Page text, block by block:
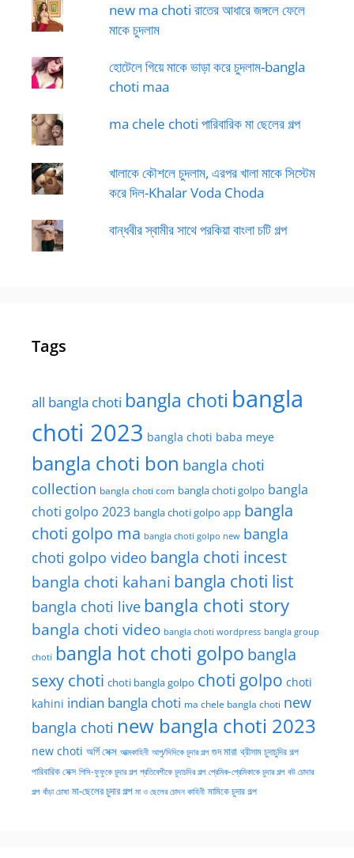
new ma choti রাতের আধারে জঙ্গলে ফেলে
মাকে চুদলাম
হোটেলে গিয়ে মাকে ভাড়া করে চুদলাম-bangla
choti maa
ma chele choti পারিবারিক মা ছেলের গল্প
খালাকে কৌশলে চুদলাম, এরপর খালা মাকে সিস্টেম
করে দিল-Khalar Voda Choda
বান্ধবীর স্বামীর সাথে পরকিয়া বাংলা চটি গল্প
Tags
all bangla choti bangla choti bangla
choti 2023 bangla choti baba meye
bangla choti bon bangla choti
collection bangla choti com bangla choti golpo bangla
choti golpo 2023 bangla choti golpo app bangla
choti golpo ma bangla choti golpo new bangla
choti golpo video bangla choti incest
bangla choti kahani bangla choti list
bangla choti live bangla choti story
bangla choti video bangla choti wordpress bangla group
choti bangla hot choti golpo bangla
sexy choti choti bangla golpo choti golpo choti
kahini indian bangla choti ma chele bangla choti new
bangla choti new bangla choti 2023
new choti অর্গি সেক্স আত্মকাহিনী আপু/দিদিকে চুদার গল্প গুদ মারা থ্রীসাম চুদাচুদির গল্প
পারিবারিক সেক্স পিসি-ফুফুকে চুদার গল্প প্রতিবেশীকে চুদাচদির গল্প প্রেমিক-প্রেমিকাকে চুদার গল্প বউ চোদার
গল্প বাঁড়া চোষা মা-ছেলের চুদার গল্প মা ও ছেলের চোদন কাহিনী মামিকে চুদার গল্প